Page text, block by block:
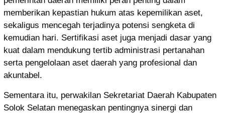
memberikan kepastian hukum atas kepemilikan aset,
sekaligus mencegah terjadinya potensi sengketa di
kemudian hari. Sertifikasi aset juga menjadi dasar yang
kuat dalam mendukung tertib administrasi pertanahan
serta pengelolaan aset daerah yang profesional dan
akuntabel.
Sementara itu, perwakilan Sekretariat Daerah Kabupaten
Solok Selatan menegaskan pentingnya sinergi dan